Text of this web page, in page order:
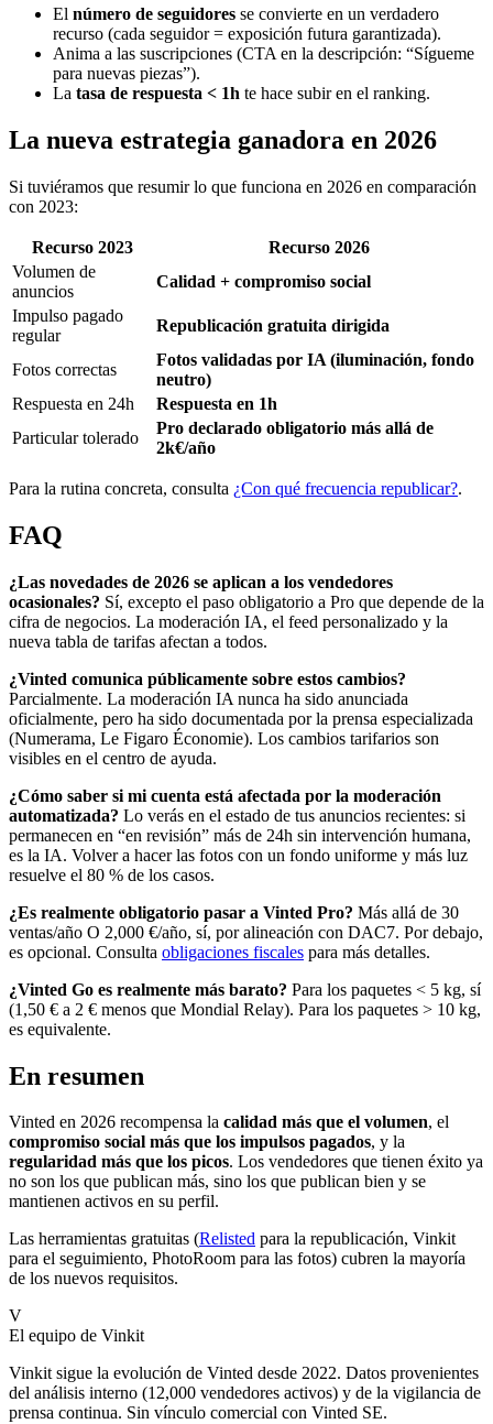
El número de seguidores se convierte en un verdadero
recurso (cada seguidor = exposición futura garantizada).
Anima a las suscripciones (CTA en la descripción: “Sígueme
para nuevas piezas”).
La tasa de respuesta < 1h te hace subir en el ranking.
La nueva estrategia ganadora en 2026
Si tuviéramos que resumir lo que funciona en 2026 en comparación
con 2023:
Recurso 2023
Recurso 2026
Volumen de
anuncios
Calidad + compromiso social
Impulso pagado
regular
Republicación gratuita dirigida
Fotos correctas
Fotos validadas por IA (iluminación, fondo
neutro)
Respuesta en 24h
Respuesta en 1h
Particular tolerado
Pro declarado obligatorio más allá de
2k€/año
Para la rutina concreta, consulta ¿Con qué frecuencia republicar?.
FAQ
¿Las novedades de 2026 se aplican a los vendedores
ocasionales? Sí, excepto el paso obligatorio a Pro que depende de la
cifra de negocios. La moderación IA, el feed personalizado y la
nueva tabla de tarifas afectan a todos.
¿Vinted comunica públicamente sobre estos cambios?
Parcialmente. La moderación IA nunca ha sido anunciada
oficialmente, pero ha sido documentada por la prensa especializada
(Numerama, Le Figaro Économie). Los cambios tarifarios son
visibles en el centro de ayuda.
¿Cómo saber si mi cuenta está afectada por la moderación
automatizada? Lo verás en el estado de tus anuncios recientes: si
permanecen en “en revisión” más de 24h sin intervención humana,
es la IA. Volver a hacer las fotos con un fondo uniforme y más luz
resuelve el 80 % de los casos.
¿Es realmente obligatorio pasar a Vinted Pro? Más allá de 30
ventas/año O 2,000 €/año, sí, por alineación con DAC7. Por debajo,
es opcional. Consulta obligaciones fiscales para más detalles.
¿Vinted Go es realmente más barato? Para los paquetes < 5 kg, sí
(1,50 € a 2 € menos que Mondial Relay). Para los paquetes > 10 kg,
es equivalente.
En resumen
Vinted en 2026 recompensa la calidad más que el volumen, el
compromiso social más que los impulsos pagados, y la
regularidad más que los picos. Los vendedores que tienen éxito ya
no son los que publican más, sino los que publican bien y se
mantienen activos en su perfil.
Las herramientas gratuitas (Relisted para la republicación, Vinkit
para el seguimiento, PhotoRoom para las fotos) cubren la mayoría
de los nuevos requisitos.
V
El equipo de Vinkit
Vinkit sigue la evolución de Vinted desde 2022. Datos provenientes
del análisis interno (12,000 vendedores activos) y de la vigilancia de
prensa continua. Sin vínculo comercial con Vinted SE.